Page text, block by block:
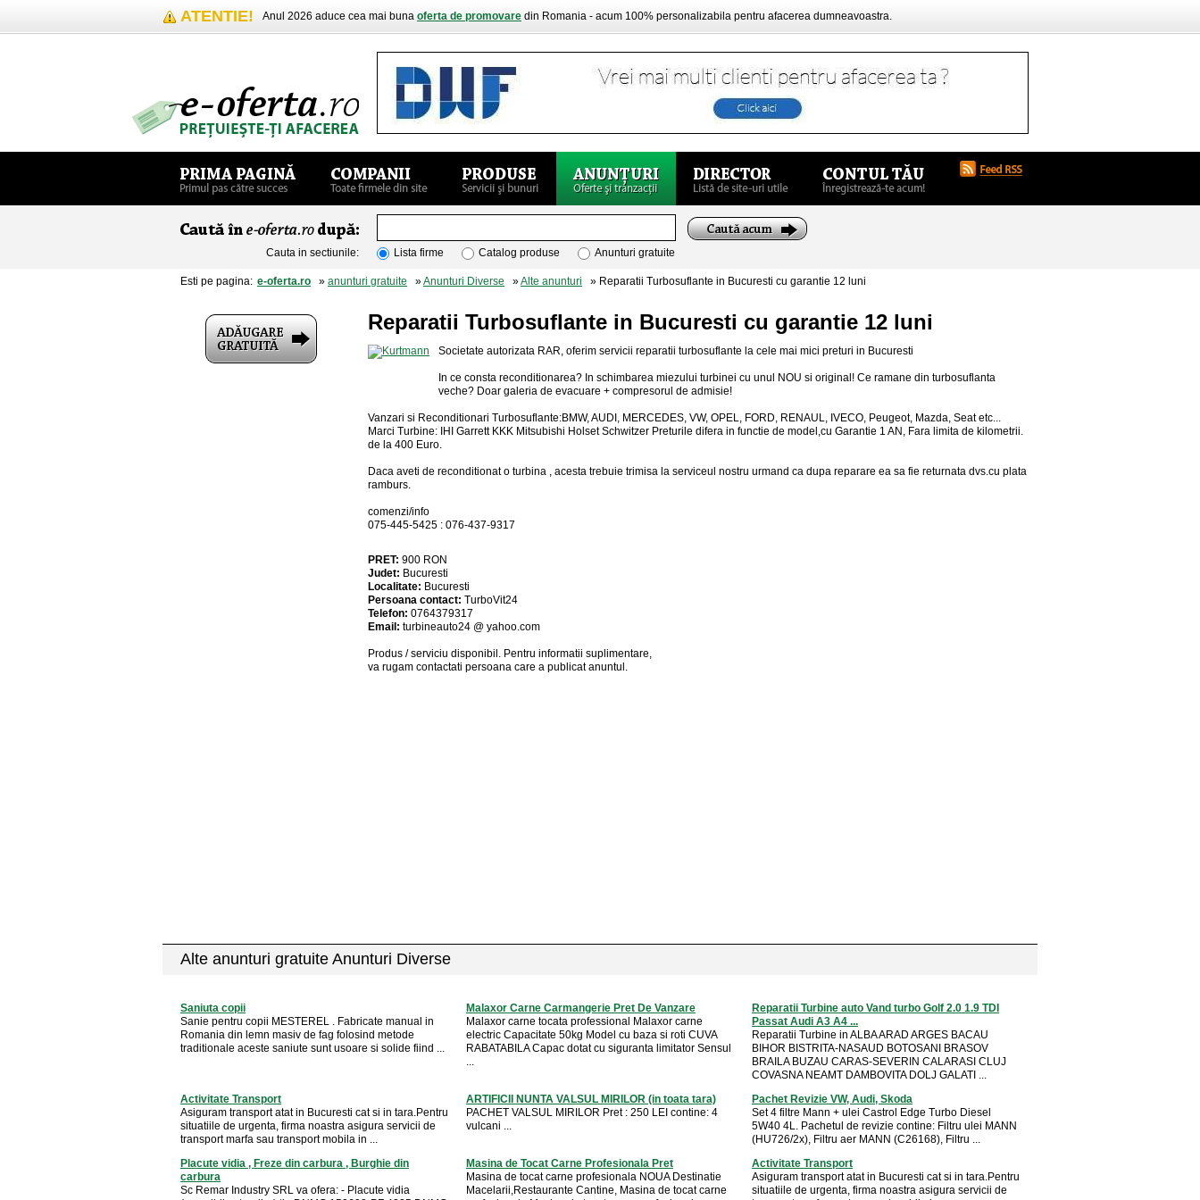
ATENTIE! Anul 2026 aduce cea mai buna oferta de promovare din Romania - acum 100% personalizabila pentru afacerea dumneavoastra.
Cauta in sectiunile: Lista firme Catalog produse Anunturi gratuite
Esti pe pagina: e-oferta.ro » anunturi gratuite »Anunturi Diverse »Alte anunturi » Reparatii Turbosuflante in Bucuresti cu garantie 12 luni
Reparatii Turbosuflante in Bucuresti cu garantie 12 luni
Societate autorizata RAR, oferim servicii reparatii turbosuflante la cele mai mici preturi in Bucuresti
In ce consta reconditionarea? In schimbarea miezului turbinei cu unul NOU si original! Ce ramane din turbosuflanta
veche? Doar galeria de evacuare + compresorul de admisie!
Vanzari si Reconditionari Turbosuflante:BMW, AUDI, MERCEDES, VW, OPEL, FORD, RENAUL, IVECO, Peugeot, Mazda, Seat etc...
Marci Turbine: IHI Garrett KKK Mitsubishi Holset Schwitzer Preturile difera in functie de model,cu Garantie 1 AN, Fara limita de kilometrii.
de la 400 Euro.
Daca aveti de reconditionat o turbina , acesta trebuie trimisa la serviceul nostru urmand ca dupa reparare ea sa fie returnata dvs.cu plata
ramburs.
comenzi/info
075-445-5425 : 076-437-9317
PRET: 900 RON
Judet: Bucuresti
Localitate: Bucuresti
Persoana contact: TurboVit24
Telefon: 0764379317
Email: turbineauto24 @ yahoo.com
Produs / serviciu disponibil . Pentru informatii suplimentare,
va rugam contactati persoana care a publicat anuntul.
Alte anunturi gratuite Anunturi Diverse
Saniuta copii
Sanie pentru copii MESTEREL . Fabricate manual in
Romania din lemn masiv de fag folosind metode
traditionale aceste saniute sunt usoare si solide fiind ...
Malaxor Carne Carmangerie Pret De Vanzare
Malaxor carne tocata professional Malaxor carne
electric Capacitate 50kg Model cu baza si roti CUVA
RABATABILA Capac dotat cu siguranta limitator Sensul
...
Reparatii Turbine auto Vand turbo Golf 2.0 1.9 TDI
Passat Audi A3 A4 ...
Reparatii Turbine in ALBA ARAD ARGES BACAU
BIHOR BISTRITA-NASAUD BOTOSANI BRASOV
BRAILA BUZAU CARAS-SEVERIN CALARASI CLUJ
COVASNA NEAMT DAMBOVITA DOLJ GALATI ...
Activitate Transport
Asiguram transport atat in Bucuresti cat si in tara.Pentru
situatiile de urgenta, firma noastra asigura servicii de
transport marfa sau transport mobila in ...
ARTIFICII NUNTA VALSUL MIRILOR (in toata tara)
PACHET VALSUL MIRILOR Pret : 250 LEI contine: 4
vulcani ...
Pachet Revizie VW, Audi, Skoda
Set 4 filtre Mann + ulei Castrol Edge Turbo Diesel
5W40 4L. Pachetul de revizie contine: Filtru ulei MANN
(HU726/2x), Filtru aer MANN (C26168), Filtru ...
Placute vidia , Freze din carbura , Burghie din
carbura
Sc Remar Industry SRL va ofera: - Placute vidia
Masina de Tocat Carne Profesionala Pret
Masina de tocat carne profesionala NOUA Destinatie
Macelarii,Restaurante Cantine, Masina de tocat carne
Activitate Transport
Asiguram transport atat in Bucuresti cat si in tara.Pentru
situatiile de urgenta, firma noastra asigura servicii de